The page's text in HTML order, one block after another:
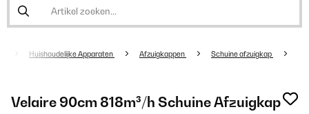
Huishoudelijke Apparaten Afzuigkappen Schuine afzuigkap
Velaire 90cm 818m³/h Schuine Afzuigkap